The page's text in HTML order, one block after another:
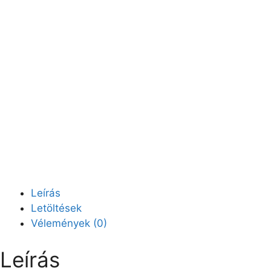
Leírás
Letöltések
Vélemények (0)
Leírás